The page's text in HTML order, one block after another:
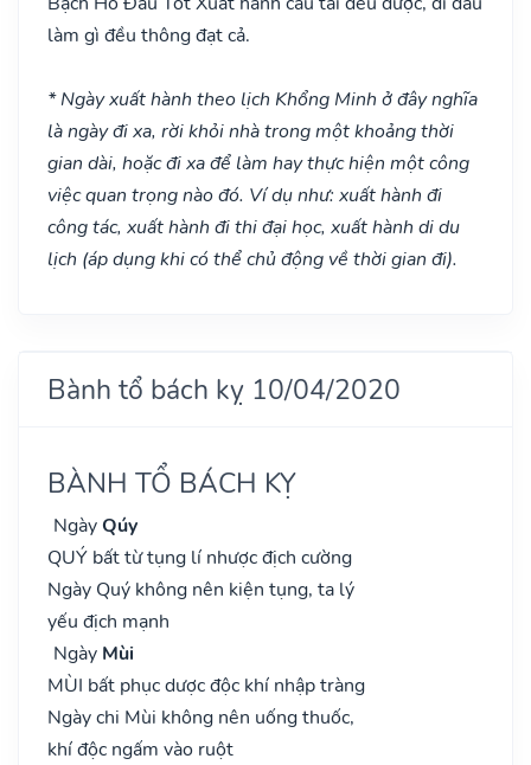
làm gì đều thông đạt cả.
* Ngày xuất hành theo lịch Khổng Minh ở đây nghĩa
là ngày đi xa, rời khỏi nhà trong một khoảng thời
gian dài, hoặc đi xa để làm hay thực hiện một công
việc quan trọng nào đó. Ví dụ như: xuất hành đi
công tác, xuất hành đi thi đại học, xuất hành di du
lịch (áp dụng khi có thể chủ động về thời gian đi).
Bành tổ bách kỵ 10/04/2020
BÀNH TỔ BÁCH KỴ
NgàyQúy
QUÝ bất từ tụng lí nhược địch cường
Ngày Quý không nên kiện tụng, ta lý
yếu địch mạnh
Ngày Mùi
MÙI bất phục dược độc khí nhập tràng
Ngày chi Mùi không nên uống thuốc,
khí độc ngấm vào ruột